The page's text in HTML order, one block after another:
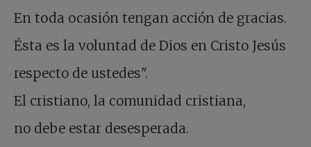
En toda ocasión tengan acción de gracias.
Ésta es la voluntad de Dios en Cristo Jesús
respecto de ustedes".
El cristiano, la comunidad cristiana,
no debe estar desesperada.